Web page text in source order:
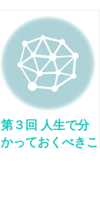
第３回 人生で分
かっておくべきこ